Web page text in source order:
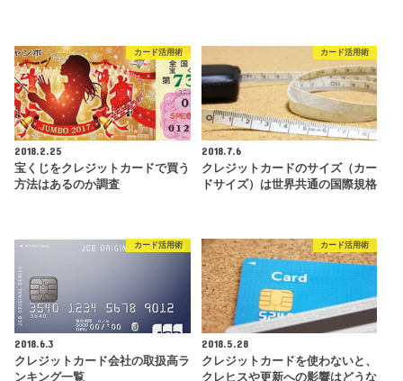
カード活用術
2018.2.25
宝くじをクレジットカードで買う
方法はあるのか調査
カード活用術
2018.7.6
クレジットカードのサイズ（カー
ドサイズ）は世界共通の国際規格
カード活用術
2018.6.3
クレジットカード会社の取扱高ラ
ンキング一覧
カード活用術
2018.5.28
クレジットカードを使わないと、
クレヒスや更新への影響はどうな